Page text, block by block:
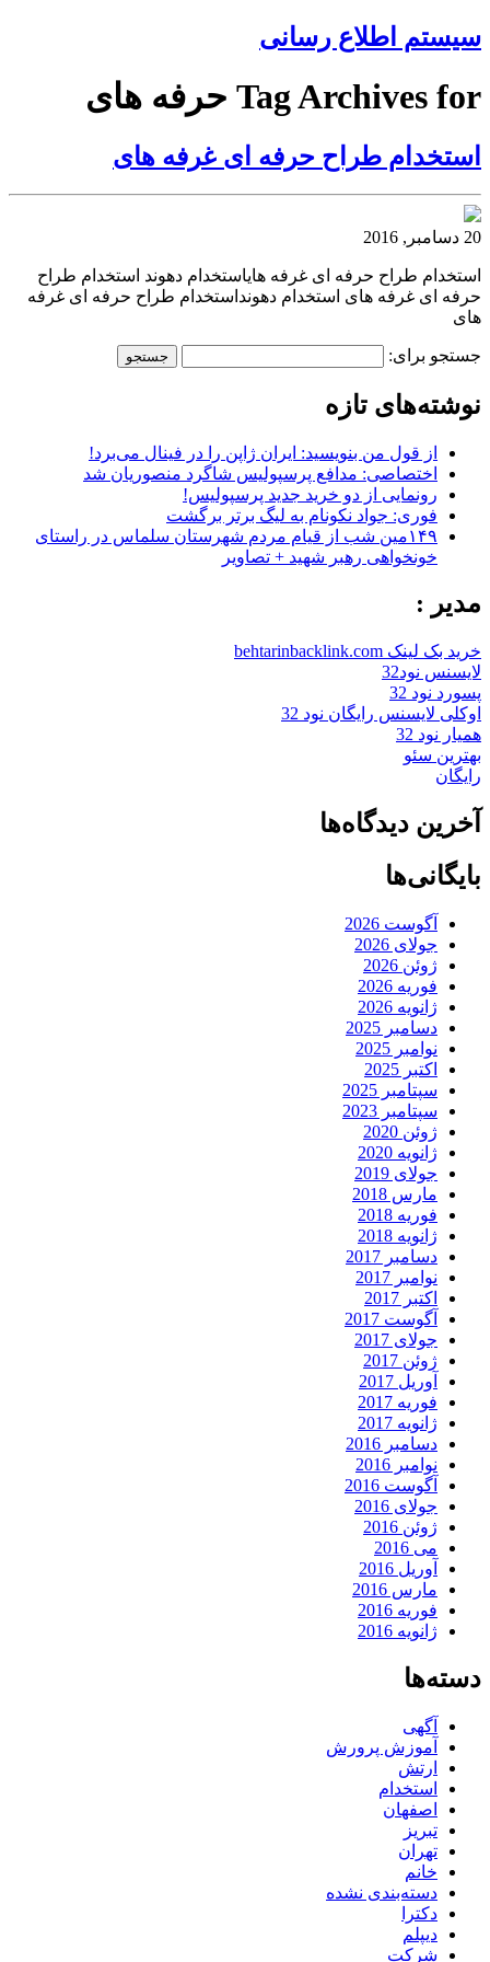
سیستم اطلاع رسانی
Tag Archives for حرفه های
استخدام طراح حرفه ای غرفه های
20 دسامبر, 2016
استخدام طراح حرفه ای غرفه هایاستخدام دهوند استخدام طراح
حرفه ای غرفه های استخدام دهونداستخدام طراح حرفه ای غرفه
های
جستجو برای:
نوشته‌های تازه
از قول من بنویسید: ایران ژاپن را در فینال می‌برد!
اختصاصی: مدافع پرسپولیس شاگرد منصوریان شد
رونمایی از دو خرید جدید پرسپولیس!
فوری: جواد نکونام به لیگ برتر برگشت
۱۴۹مین شب از قیام مردم شهرستان سلماس در راستای
خونخواهی رهبر شهید + تصاویر
مدیر :
خرید بک لینک behtarinbacklink.com
لایسنس نود32
پسورد نود 32
اوکلی لایسنس رایگان نود 32
همیار نود 32
بهترین سئو
رایگان
آخرین دیدگاه‌ها
بایگانی‌ها
آگوست 2026
جولای 2026
ژوئن 2026
فوریه 2026
ژانویه 2026
دسامبر 2025
نوامبر 2025
اکتبر 2025
سپتامبر 2025
سپتامبر 2023
ژوئن 2020
ژانویه 2020
جولای 2019
مارس 2018
فوریه 2018
ژانویه 2018
دسامبر 2017
نوامبر 2017
اکتبر 2017
آگوست 2017
جولای 2017
ژوئن 2017
آوریل 2017
فوریه 2017
ژانویه 2017
دسامبر 2016
نوامبر 2016
آگوست 2016
جولای 2016
ژوئن 2016
می 2016
آوریل 2016
مارس 2016
فوریه 2016
ژانویه 2016
دسته‌ها
آگهی
آموزش پرورش
ارتش
استخدام
اصفهان
تبریز
تهران
خانم
دسته‌بندی نشده
دکترا
دیپلم
شرکت